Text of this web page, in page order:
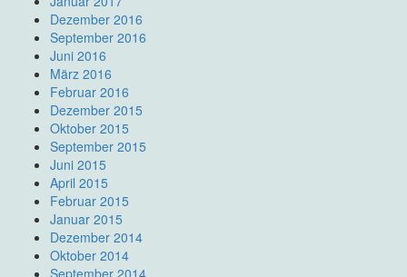
Dezember 2016
September 2016
Juni 2016
März 2016
Februar 2016
Dezember 2015
Oktober 2015
September 2015
Juni 2015
April 2015
Februar 2015
Januar 2015
Dezember 2014
Oktober 2014